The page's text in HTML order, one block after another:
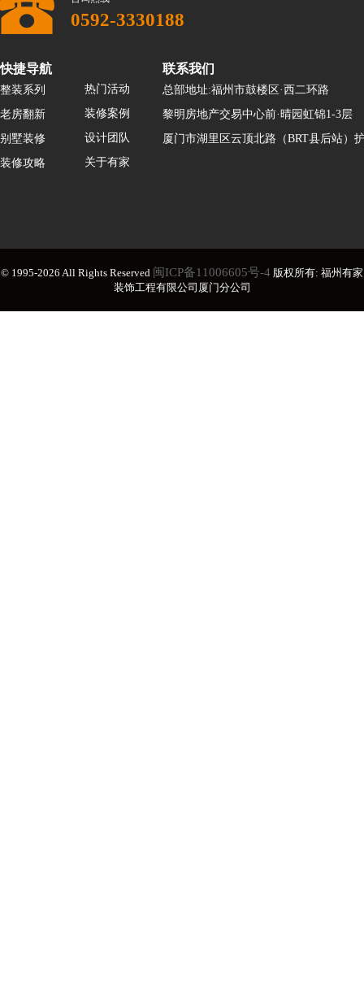
0592-3330188
快捷导航
整装系列
老房翻新
别墅装修
装修攻略
热门活动
装修案例
设计团队
关于有家
联系我们
总部地址:福州市鼓楼区·西二环路
黎明房地产交易中心前·晴园虹锦1-3层
厦门市湖里区云顶北路（BRT县后站）
© 1995-2026 All Rights Reserved 闽ICP备11006605号-4 版权所有: 福州有家
装饰工程有限公司厦门分公司